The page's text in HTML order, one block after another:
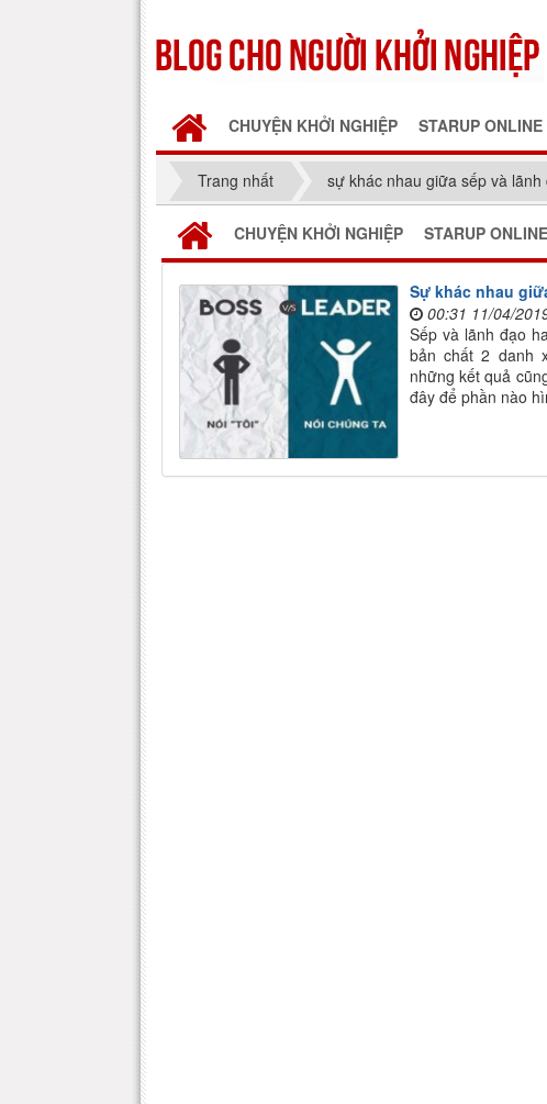
CHUYỆN KHỞI NGHIỆP STARUP ONLINE
Trang nhất sự khác nhau giữa sếp và lãnh
CHUYỆN KHỞI NGHIỆP STARUP ONLINE
Sự khác nhau
00:31 11/04/
Sếp và lãnh đạo
bản chất 2 danh
những kết quả
đây để phần nào